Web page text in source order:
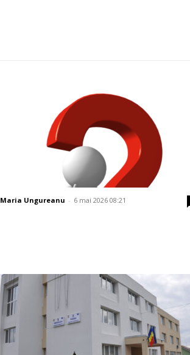
Maria Ungureanu - 6 mai 2026 08:21